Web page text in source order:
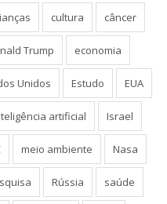
cultura câncer
Trump economia
Unidos Estudo EUA
artificial Israel
meio ambiente Nasa
Rússia saúde